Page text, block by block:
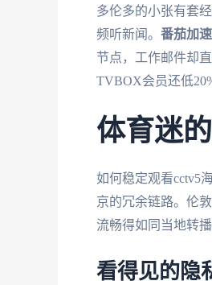
多伦多的小张有套
频听新闻。 番茄加
节点，工作邮件却
TVBOX会员还低
体育迷
如何稳定观看cctv5
京的冗余链路。伦
流畅得如同当地转
看得见的隐